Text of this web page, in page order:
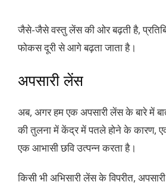
जैसे-जैसे वस्तु लेंस की ओर बढ़ती है,
फोकस दूरी से आगे बढ़ता जाता है।
अपसारी लेंस
अब, अगर हम एक अपसारी लेंस के बारे में
की तुलना में केंद्र में पतले होने के कारण,
एक आभासी छवि उत्पन्न करता है।
किसी भी अभिसारी लेंस के विपरीत,